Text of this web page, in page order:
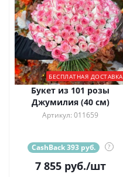
БЕСПЛАТНАЯ ДОСТАВКА
Букет из 101 розы
Джумилия (40 см)
Артикул: 011659
CashBack 393 руб. ?
7 855руб./шт